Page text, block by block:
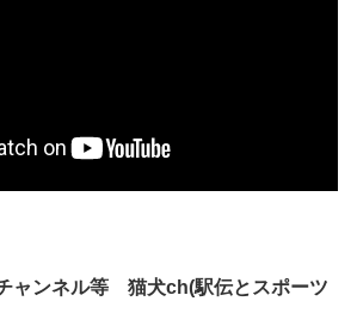
ャンネル等 猫犬ch(駅伝とスポーツ